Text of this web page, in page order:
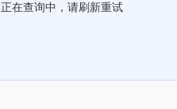
正在查询中，请刷新重试